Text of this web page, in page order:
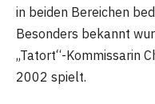
in beiden Bereichen
Besonders bekannt
„Tatort“-Kommissarin
2002 spielt.